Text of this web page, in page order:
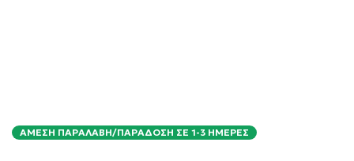
ΆΜΕΣΗ ΠΑΡΑΛΑΒΉ/ΠΑΡΆΔΟΣΗ ΣΕ 1-3 ΗΜΈΡΕΣ